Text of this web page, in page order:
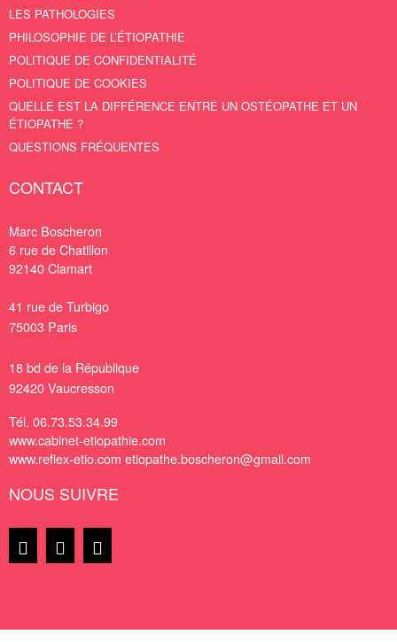
LES PATHOLOGIES
PHILOSOPHIE DE L’ÉTIOPATHIE
POLITIQUE DE CONFIDENTIALITÉ
POLITIQUE DE COOKIES
QUELLE EST LA DIFFÉRENCE ENTRE UN OSTÉOPATHE ET UN
ÉTIOPATHE ?
QUESTIONS FRÉQUENTES
CONTACT
Marc Boscheron
6 rue de Chatillon
92140Clamart
41 rue de Turbigo
75003 Paris
18 bd de la République
92420 Vaucresson
Tél. 06.73.53.34.99
www.cabinet-etiopathie.com
www.reflex-etio.com etiopathe.boscheron@gmail.com
NOUS SUIVRE